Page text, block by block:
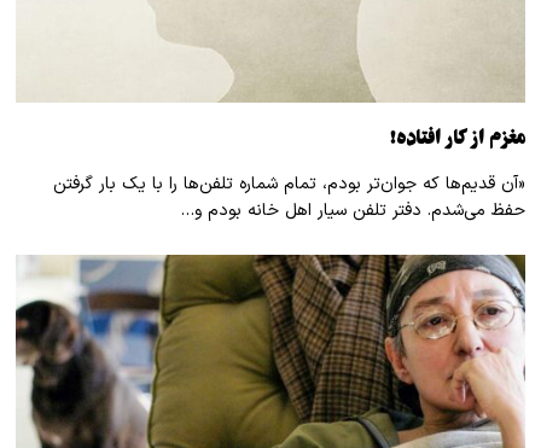
مغزم از کار افتاده!
«آن قدیم‌ها که جوان‌تر بودم، تمام شماره تلفن‌ها را با یک بار گرفتن
حفظ می‌شدم. دفتر تلفن سیار اهل خانه بودم و…